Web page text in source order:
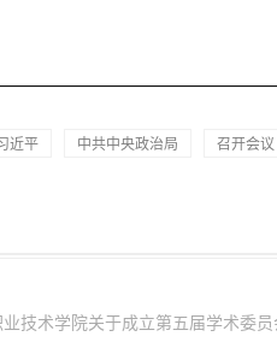
近平 中共中央政治局 召开会议
技术学院关于成立第五届学术委员